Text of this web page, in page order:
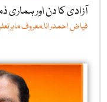
آزادی کا دن اور ہماری
فیاض احمدرانا،معروف